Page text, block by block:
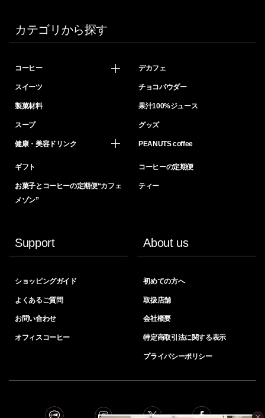
カテゴリから探す
コーヒー デカフェ
スイーツ チョコパウダー
製菓材料 果汁100%ジュース
スープ グッズ
健康・美容ドリンク PEANUTS coffee
ギフト コーヒーの定期便
お菓子とコーヒーの定期便“カフェ
メゾン”
ティー
Support
ショッピングガイド
よくあるご質問
お問い合わせ
オフィスコーヒー
About us
初めての方へ
取扱店舗
会社概要
特定商取引法に関する表示
プライバシーポリシー